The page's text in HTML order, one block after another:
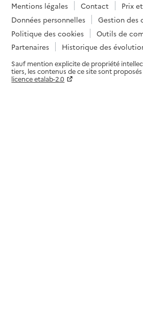
Mentions légales
Contact
Prix
Données personnelles
Gestion des
Politique des cookies
Outils de
Partenaires
Historique des
Sauf mention explicite de propriété
tiers, les contenus de ce site sont proposés
licence etalab-2.0